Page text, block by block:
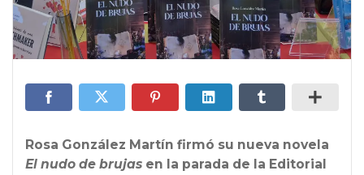
Rosa González Martín firmó su nueva novela
El nudo de brujas en la parada de la Editorial